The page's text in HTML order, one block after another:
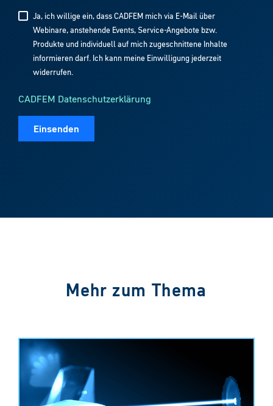
Ja, ich willige ein, dass CADFEM mich via E-Mail über
Webinare, anstehende Events, Service-Angebote bzw.
Produkte und individuell auf mich zugeschnittene Inhalte
informieren darf. Ich kann meine Einwilligung jederzeit
widerrufen.
CADFEM Datenschutzerklärung
Mehr zum Thema